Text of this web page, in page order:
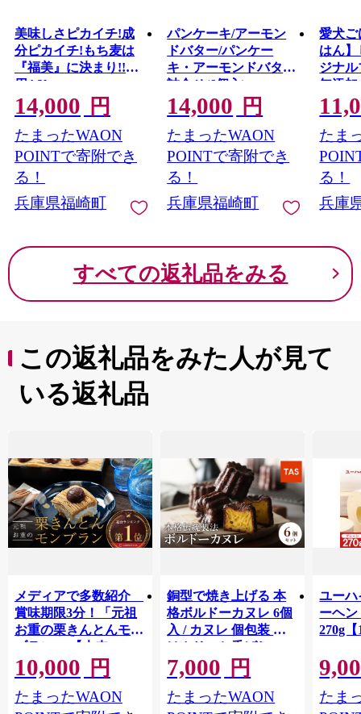
美味しさピカイチ!成
分ピカイチ!もち麦は
『福美』に決まり!!徳
用4.3kg
14,000 円
たまったWAON
POINTで寄附でき
る！
兵庫県福崎町
パンケーキ/アーモン
ドバター/パンケー
キ・アーモンドバター
詰合せ(6個入)
14,000 円
たまったWAON
POINTで寄附でき
る！
兵庫県福崎町
愛犬ご
はん
ジナル
無添
ドッ
たま
る！
兵庫
すべての返礼品をみる
この返礼品をみた人が見て
いる返礼品
メディアで多数紹介
賞味期限3分！「元祖
お重の栗きんとんモン
ブラン」 【未来のご
褒美】スイーツ 栗 モ
ンブラン くりきんと
ん デザート ご褒美 お
10,000 円
たまったWAON
銅型で焼き上げる 本
格ボルドーカヌレ 6個
入 / カヌレ 個包装 外
はカリッと香ばしい
中はもっちり ラム酒
バニラ お取り寄せ ス
イーツ 焼き菓子 詰め
7,000 円
たまったWAON
ユーハ
ーヘ
270g【
たま